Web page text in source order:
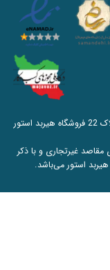
آدرس: اصفهان، سپاهان شهر، بلوار غدیر، پاساژ مروارید، پلاک 22 فروشگاه هیربد استور
مقاصد غیرتجاری و با ذکر
استور می‌باشد.​​​​​​​